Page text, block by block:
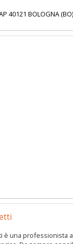
40121 BOLOGNA(BO)
è una professionista